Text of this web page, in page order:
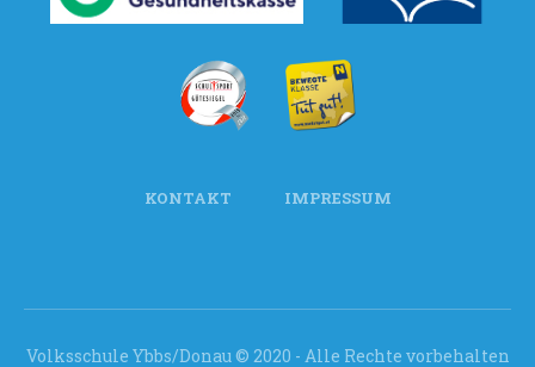
KONTAKT IMPRESSUM
Volksschule Ybbs/Donau © 2020 - Alle Rechte vorbehalten